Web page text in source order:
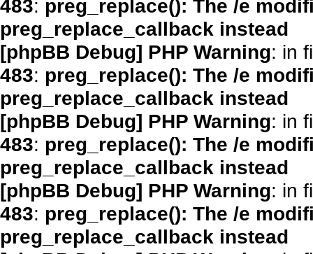
483: preg_replace(): The /e
preg_replace_callback instead
[phpBB Debug] PHP Warning: in
483: preg_replace(): The /e
preg_replace_callback instead
[phpBB Debug] PHP Warning: in
483: preg_replace(): The /e
preg_replace_callback instead
[phpBB Debug] PHP Warning: in
483: preg_replace(): The /e
preg_replace_callback instead